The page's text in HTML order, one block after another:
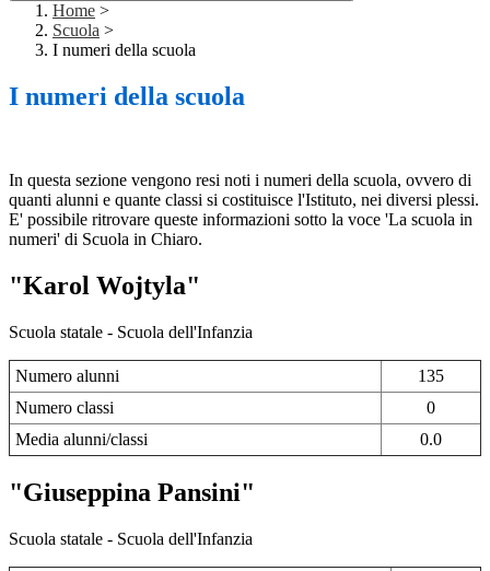
Home >
Scuola >
I numeri della scuola
I numeri della scuola
In questa sezione vengono resi noti i numeri della scuola, ovvero di
quanti alunni e quante classi si costituisce l'Istituto, nei diversi plessi.
E' possibile ritrovare queste informazioni sotto la voce 'La scuola in
numeri' di Scuola in Chiaro.
"Karol Wojtyla"
Scuola statale - Scuola dell'Infanzia
Numero alunni
135
Numero classi
0
Media alunni/classi
0.0
"Giuseppina Pansini"
Scuola statale - Scuola dell'Infanzia